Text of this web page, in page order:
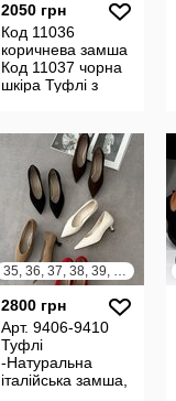
2050 грн
Код 11036
коричнева замша
Код 11037 чорна
шкіра Туфлі з
Натуральна зам
35, 36, 37, 38, 39, 40, 41
2800 грн
Арт. 9406-9410
Туфлі
-Натуральна
італійська замша,